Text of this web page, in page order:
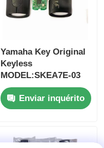
Yamaha Key Original
Keyless
MODEL:SKEA7E-03
Para Yamaha Smart
Remote Key B74-
H6261-02/662F-
Enviar inquérito